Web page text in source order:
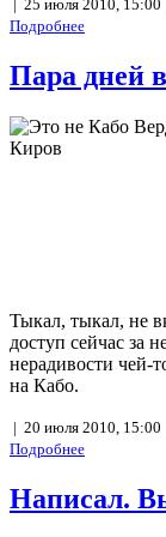
25 июля 2010, 15:00
Подробнее
Пара дней
Тыкал, тыкал, не
доступ сейчас за
нерадивости чей-
на Кабо.
| 20 июля 2010, 15:00
Подробнее
Написал.